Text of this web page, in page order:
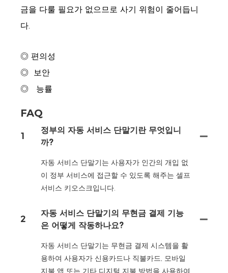
금을 다룰 필요가 없으므로 사기 위험이 줄어듭니
다.
◎ 편의성
◎ 보안
◎
능률
FAQ
1
정부의 자동 서비스 단말기란 무엇입니
까?
자동 서비스 단말기는 사용자가 인간의 개입 없
이 정부 서비스에 접근할 수 있도록 해주는 셀프
서비스 키오스크입니다.
2
자동 서비스 단말기의 무현금 결제 기능
은 어떻게 작동하나요?
자동 서비스 단말기는 무현금 결제 시스템을 활
용하여 사용자가 신용카드나 직불카드, 모바일
지불 앱 또는 기타 디지털 지불 방법을 사용하여